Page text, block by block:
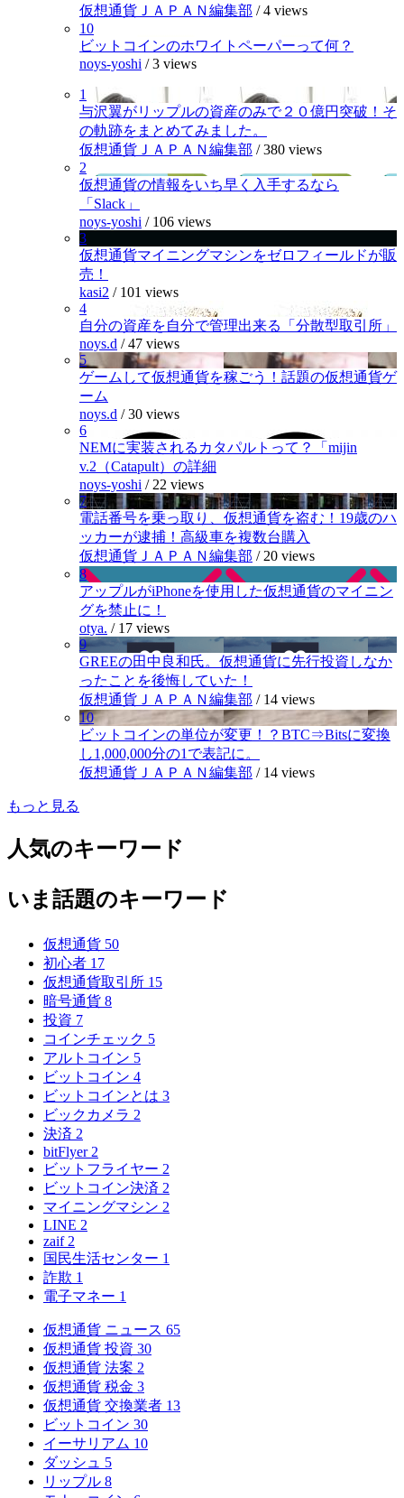
仮想通貨ＪＡＰＡＮ編集部 /4 views
10
ビットコインのホワイトペーパーって何？
noys-yoshi /3 views
1
与沢翼がリップルの資産のみで２０億円突破！そ
の軌跡をまとめてみました。
仮想通貨ＪＡＰＡＮ編集部 /380 views
2
仮想通貨の情報をいち早く入手するなら
「Slack」
noys-yoshi / 106 views
3
仮想通貨マイニングマシンをゼロフィールドが販
売！
kasi2 / 101 views
4
自分の資産を自分で管理出来る「分散型取引所」
noys.d /47 views
5
ゲームして仮想通貨を稼ごう！話題の仮想通貨ゲ
ーム
noys.d /30 views
6
NEMに実装されるカタパルトって？「mijin
v.2（Catapult）の詳細
noys-yoshi / 22 views
7
電話番号を乗っ取り、仮想通貨を盗む！19歳のハ
ッカーが逮捕！高級車を複数台購入
仮想通貨ＪＡＰＡＮ編集部 / 20 views
8
アップルがiPhoneを使用した仮想通貨のマイニン
グを禁止に！
otya. / 17 views
9
GREEの田中良和氏。仮想通貨に先行投資しなか
ったことを後悔していた！
仮想通貨ＪＡＰＡＮ編集部 / 14 views
10
ビットコインの単位が変更！？BTC⇒Bitsに変換
し1,000,000分の1で表記に。
仮想通貨ＪＡＰＡＮ編集部 / 14 views
もっと見る
人気のキーワード
いま話題のキーワード
仮想通貨 50
初心者 17
仮想通貨取引所 15
暗号通貨 8
投資 7
コインチェック 5
アルトコイン 5
ビットコイン 4
ビットコインとは 3
ビックカメラ 2
決済 2
bitFlyer 2
ビットフライヤー 2
ビットコイン決済 2
マイニングマシン 2
LINE 2
zaif 2
国民生活センター 1
詐欺 1
電子マネー 1
仮想通貨 ニュース 65
仮想通貨 投資 30
仮想通貨 法案 2
仮想通貨 税金 3
仮想通貨 交換業者 13
ビットコイン 30
イーサリアム 10
ダッシュ 5
リップル 8